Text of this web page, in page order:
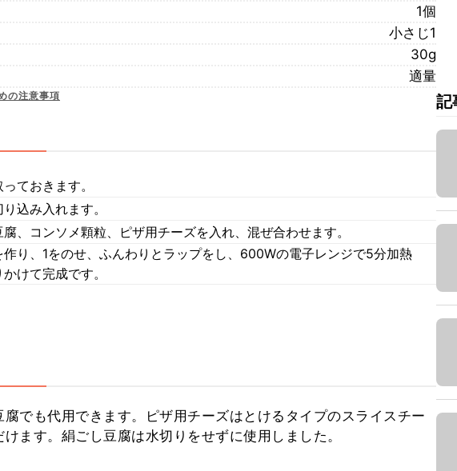
1個
小さじ1
30g
適量
の注意事項
ておきます。
込み入れます。
、コンソメ顆粒、ピザ用チーズを入れ、混ぜ合わせます。
り、1をのせ、ふんわりとラップをし、600Wの電子レンジで5分加熱
けて完成です。
でも代用できます。ピザ用チーズはとけるタイプのスライスチー
ます。絹ごし豆腐は水切りをせずに使用しました。
記